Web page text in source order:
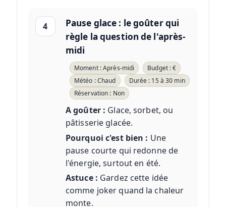
4
Pause glace : le goûter qui
règle la question de l'après-
midi
Moment : Après-midi
Budget : €
Météo : Chaud
Durée : 15 à 30 min
Réservation : Non
A goûter : Glace, sorbet, ou
pâtisserie glacée.
Pourquoi c'est bien : Une
pause courte qui redonne de
l'énergie, surtout en été.
Astuce : Gardez cette idée
comme joker quand la chaleur
monte.